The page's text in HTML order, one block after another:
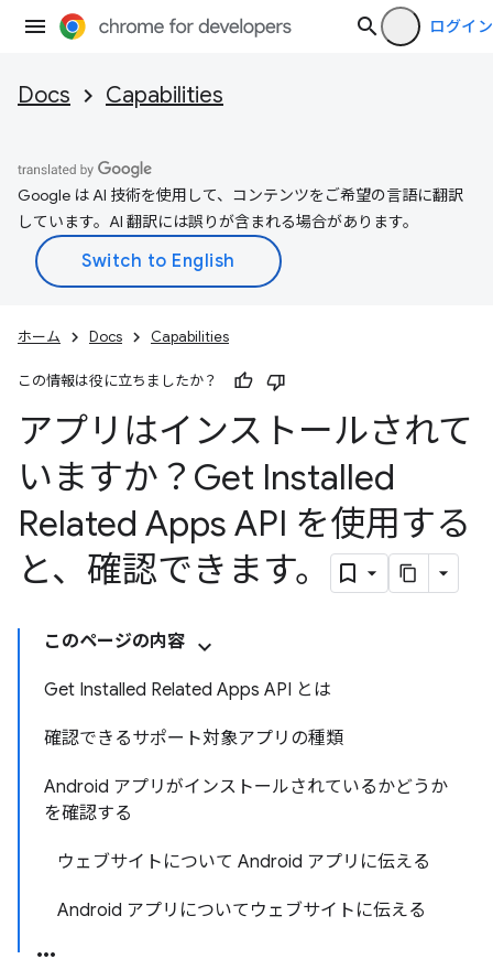
ログイン
Docs Capabilities
Google は AI 技術を使用して、コンテンツをご希望の言語に翻訳
しています。AI 翻訳には誤りが含まれる場合があります。
ホーム Docs Capabilities
この情報は役に立ちましたか？
アプリはインストールされて
いますか？Get Installed
Related Apps API を使用する
と、確認できます。
このページの内容
Get Installed Related Apps API とは
確認できるサポート対象アプリの種類
Android アプリがインストールされているかどうか
を確認する
ウェブサイトについて Android アプリに伝える
Android アプリについてウェブサイトに伝える